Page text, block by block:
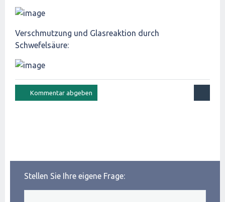
Verschmutzung und Glasreaktion durch
Schwefelsäure:
Stellen Sie Ihre eigene Frage: